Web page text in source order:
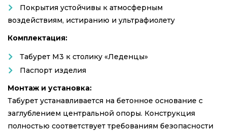
Покрытия устойчивы к атмосферным
воздействиям, истиранию и ультрафиолету
Комплектация:
Табурет М3 к столику «Леденцы»
Паспорт изделия
Монтаж и установка:
Табурет устанавливается на бетонное основание с
заглублением центральной опоры. Конструкция
полностью соответствует требованиям безопасности